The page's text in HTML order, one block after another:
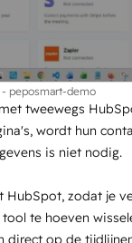
peposmart-demo
tweewegs
wordt hun
is niet nodig.
te hoeven
direct op de